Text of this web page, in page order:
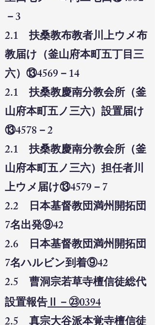
－3
2.1 扶桑教布教者川上ウメ布
教届け（釜山府本町五丁目三
六）⑬4569－14
2.1 扶桑教慶南分教会所（釜
山府本町五ノ三六）設置届け
⑬4578－2
2.1 扶桑教慶南分教会所（釜
山府本町五ノ三六）担任者川
上ウメ届け⑬4579－7
2.2 日本基督教団満州開拓団
7名出発⑨42
2.6 日本基督教団満州開拓団
7名ハルビン到着⑨42
2.5 曹洞宗若草寺檀信徒総代
設置報告Ⅱ－㉓0394